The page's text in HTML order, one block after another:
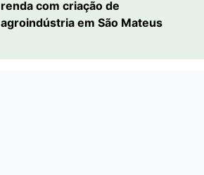
renda com criação de
agroindústria em São Mateus